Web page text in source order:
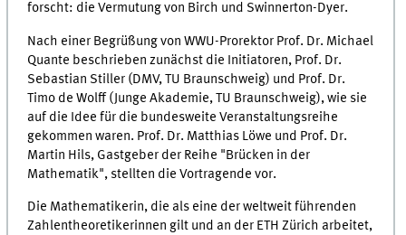
forscht: die Vermutung von Birch und Swinnerton-Dyer.
Nach einer Begrüßung von WWU-Prorektor Prof. Dr. Michael
Quante beschrieben zunächst die Initiatoren, Prof. Dr.
Sebastian Stiller (DMV, TU Braunschweig) und Prof. Dr.
Timo de Wolff (Junge Akademie, TU Braunschweig), wie sie
auf die Idee für die bundesweite Veranstaltungsreihe
gekommen waren. Prof. Dr. Matthias Löwe und Prof. Dr.
Martin Hils, Gastgeber der Reihe "Brücken in der
Mathematik", stellten die Vortragende vor.
Die Mathematikerin, die als eine der weltweit führenden
Zahlentheoretikerinnen gilt und an der ETH Zürich arbeitet,